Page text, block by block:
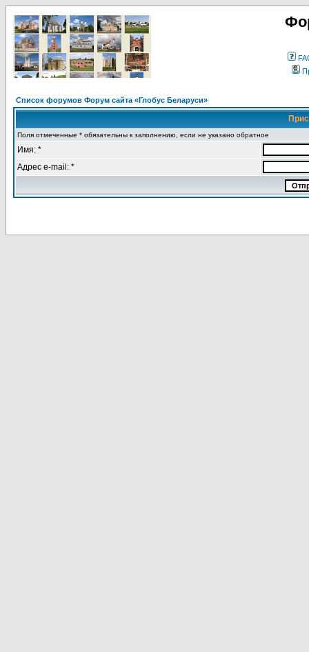
Список форумов Форум сайта «Глобус Беларуси»
Поля отмеченные * обязательны к заполнению, если не указано обратное
Имя: *
Адрес e-mail: *